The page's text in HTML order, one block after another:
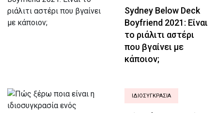
Sydney Below Deck
Boyfriend 2021: Είναι
το ριάλιτι αστέρι
που βγαίνει με
κάποιον;
ΙΔΙΟΣΥΓΚΡΑΣΊΑ